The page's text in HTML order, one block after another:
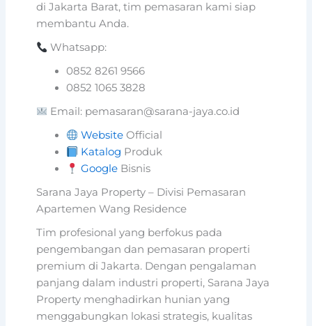
di Jakarta Barat, tim pemasaran kami siap
membantu Anda.
Whatsapp:
0852 8261 9566
0852 1065 3828
Email: pemasaran@sarana-jaya.co.id
Website Official
Katalog Produk
Google Bisnis
Sarana Jaya Property – Divisi Pemasaran
Apartemen Wang Residence
Tim profesional yang berfokus pada
pengembangan dan pemasaran properti
premium di Jakarta. Dengan pengalaman
panjang dalam industri properti, Sarana Jaya
Property menghadirkan hunian yang
menggabungkan lokasi strategis, kualitas